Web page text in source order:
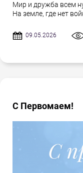
Мир и дружба всем
На земле, где нет
09.05.2026
С Первомаем!